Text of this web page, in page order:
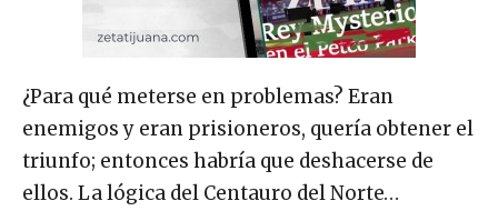
¿Para qué meterse en problemas? Eran
enemigos y eran prisioneros, quería obtener el
triunfo; entonces habría que deshacerse de
ellos. La lógica del Centauro del Norte…